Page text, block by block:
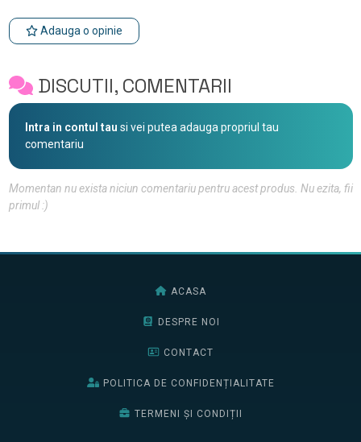
Adauga o opinie
DISCUTII, COMENTARII
Intra in contul tau si vei putea adauga propriul tau
comentariu
Momentan nu exista niciun comentariu pentru acest produs. Nu ezita, fii
primul :)
ACASA
DESPRE NOI
CONTACT
POLITICA DE CONFIDENȚIALITATE
TERMENI ȘI CONDIȚII